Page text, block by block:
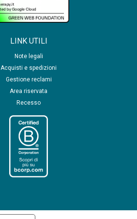
LINK UTILI
Note legali
Acquisti e spedizioni
Gestione reclami
Area riservata
Recesso